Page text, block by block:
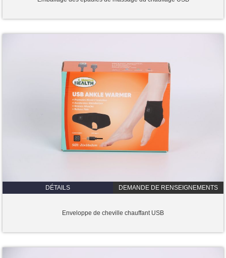
DÉTAILS DEMANDE DE RENSEIGNEMENTS
Enveloppe de cheville chauffant USB